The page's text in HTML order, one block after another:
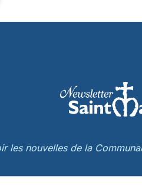
les nouvelles de la